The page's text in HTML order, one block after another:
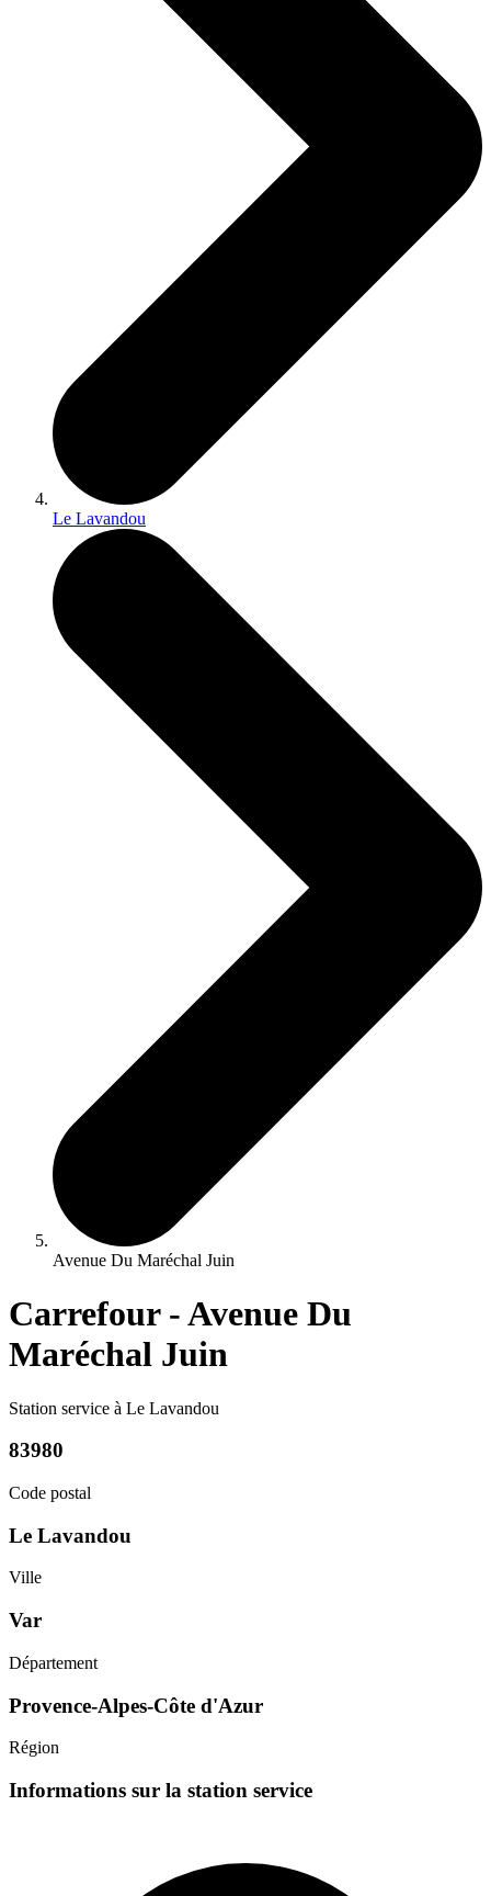
Le Lavandou
Avenue Du Maréchal Juin
Carrefour - Avenue Du
Maréchal Juin
Station service à Le Lavandou
83980
Code postal
Le Lavandou
Ville
Var
Département
Provence-Alpes-Côte d'Azur
Région
Informations sur la station service